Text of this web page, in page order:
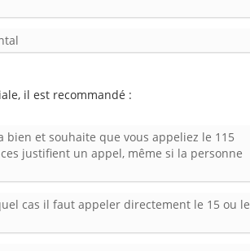
il est recommandé :
bien et souhaite que vous appeliez le 115
justifient un appel, même si la personne
cas il faut appeler directement le 15 ou le